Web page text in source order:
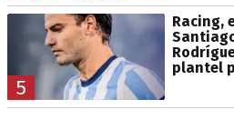
5
Racing,
plantel